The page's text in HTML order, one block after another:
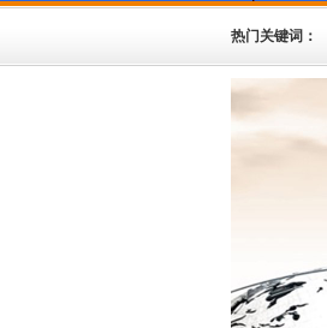
热门关键词：